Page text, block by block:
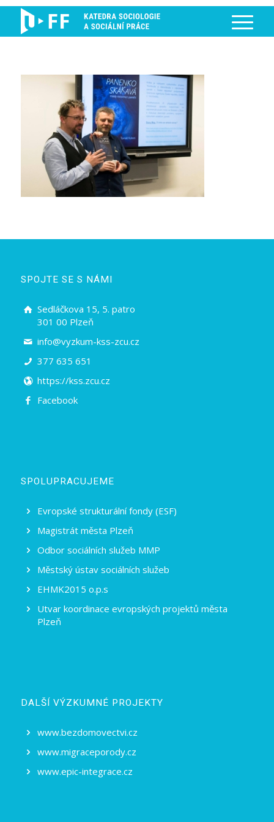
SPOJTE SE S NÁMI
Sedláčkova 15, 5. patro
301 00 Plzeň
info@vyzkum-kss-zcu.cz
377 635 651
https://kss.zcu.cz
Facebook
SPOLUPRACUJEME
Evropské strukturální fondy (ESF)
Magistrát města Plzeň
Odbor sociálních služeb MMP
Městský ústav sociálních služeb
EHMK2015 o.p.s
Utvar koordinace evropských projektů města
Plzeň
DALŠÍ VÝZKUMNÉ PROJEKTY
www.bezdomovectvi.cz
www.migraceporody.cz
www.epic-integrace.cz